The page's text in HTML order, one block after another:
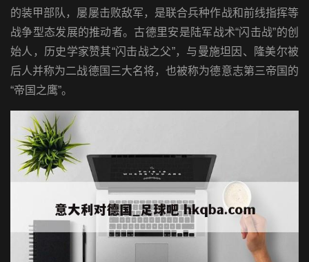
的装甲部队，屡屡击败敌军，是联合兵种作战和前线指挥等
战争型态发展的推动者。古德里安是陆军战术“闪击战”的创
始人，历史学家赞其“闪击战之父”，与曼施坦因、隆美尔被
后人并称为二战德国三大名将，也被称为德意志第三帝国的
“帝国之鹰”。